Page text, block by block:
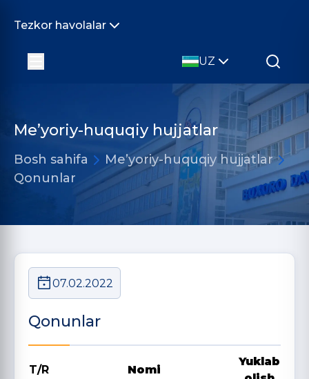
Tezkor havolalar
UZ
Me’yoriy-huquqiy hujjatlar
Bosh sahifa
Me’yoriy-huquqiy hujjatlar
Qonunlar
07.02.2022
Qonunlar
T/R Nomi
Yuklab